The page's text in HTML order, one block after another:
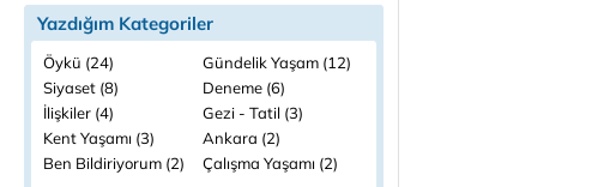
Yazdığım Kategoriler
Öykü (24)
Gündelik Yaşam (12)
Siyaset (8)
Deneme (6)
İlişkiler (4)
Gezi - Tatil (3)
Kent Yaşamı (3)
Ankara (2)
Ben Bildiriyorum (2)
Çalışma Yaşamı (2)